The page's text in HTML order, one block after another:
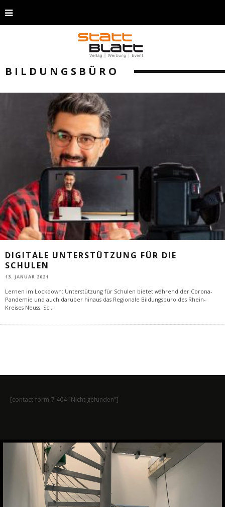
BILDUNGSBÜRO
DIGITALE UNTERSTÜTZUNG FÜR DIE
SCHULEN
13. JANUAR 2021
Lernen im Lockdown: Unterstützung für Schulen bietet während der Corona-
Pandemie und auch darüber hinaus das Regionale Bildungsbüro des Rhein-
Kreises Neuss. Sc...
[contact-form-7 404 "Nicht gefunden"]